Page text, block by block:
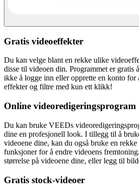
Gratis videoeffekter
Du kan velge blant en rekke ulike
disse til videoen din. Programmet er gratis
ikke å logge inn eller opprette en konto
effekter og filtre med kun ett klikk!
Online videoredigeringsprogram
Du kan bruke VEEDs
dine en profesjonell look. I tillegg til å
videoene dine, kan du også bruke en
funksjoner for å endre videoens
størrelse på videoene dine, eller legg til
Gratis stock-videoer